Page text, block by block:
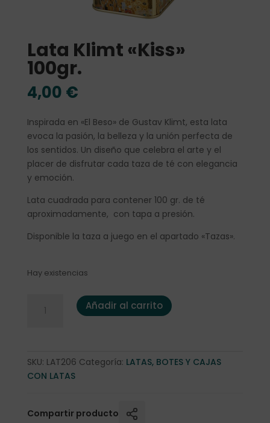
Lata Klimt «Kiss»
100gr.
4,00 €
Inspirada en «El Beso» de Gustav Klimt, esta lata
evoca la pasión, la belleza y la unión perfecta de
los sentidos. Un diseño que celebra el arte y el
placer de disfrutar cada taza de té con elegancia
y emoción.
Lata cuadrada para contener 100 gr. de té
aproximadamente, con tapa a presión.
Disponible la taza a juego en el apartado «Tazas».
Hay existencias
Lata Klimt "Kiss" 100gr. cantidad
Añadir al carrito
SKU: LAT206 Categoría: LATAS, BOTES Y CAJAS
CON LATAS
Compartir producto